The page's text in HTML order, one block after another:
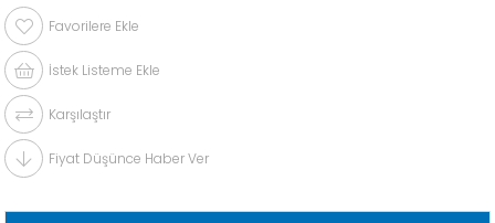
Favorilere Ekle
İstek Listeme Ekle
Karşılaştır
Fiyat Düşünce Haber Ver